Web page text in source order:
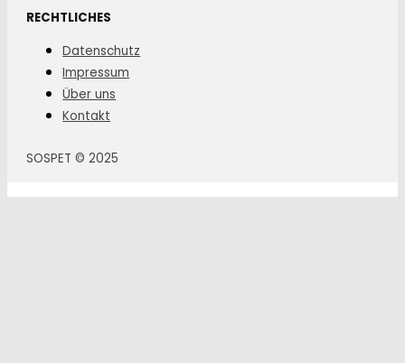
RECHTLICHES
Datenschutz
Impressum
Über uns
Kontakt
SOSPET © 2025